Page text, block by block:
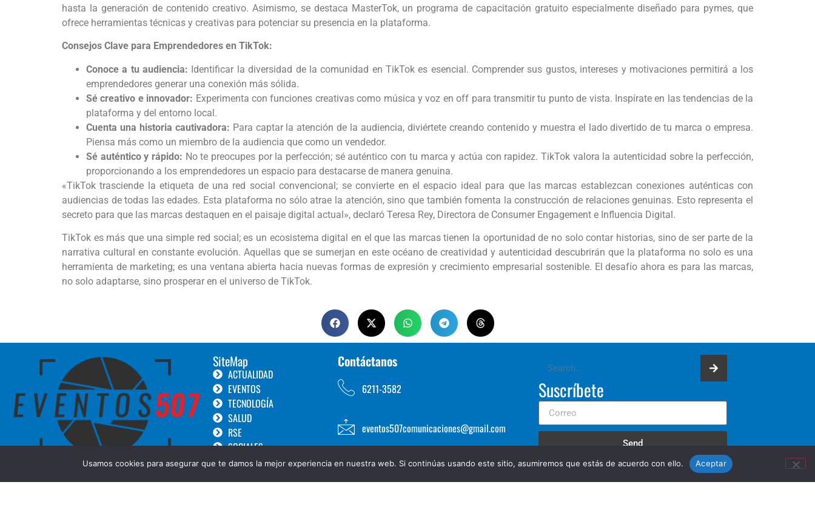
hasta la generación de contenido creativo. Asimismo, se destaca MasterTok, un programa de capacitación gratuito especialmente diseñado para pymes, que
ofrece herramientas técnicas y creativas para potenciar su presencia en la plataforma.
Consejos Clave para Emprendedores en TikTok:
Conoce a tu audiencia: Identificar la diversidad de la comunidad en TikTok es esencial. Comprender sus gustos, intereses y motivaciones permitirá a los
emprendedores generar una conexión más sólida.
Sé creativo e innovador: Experimenta con funciones creativas como música y voz en off para transmitir tu punto de vista. Inspírate en las tendencias de la
plataforma y del entorno local.
Cuenta una historia cautivadora: Para captar la atención de la audiencia, diviértete creando contenido y muestra el lado divertido de tu marca o empresa.
Piensa más como un miembro de la audiencia que como un vendedor.
Sé auténtico y rápido: No te preocupes por la perfección; sé auténtico con tu marca y actúa con rapidez. TikTok valora la autenticidad sobre la perfección,
proporcionando a los emprendedores un espacio para destacarse de manera genuina.
«TikTok trasciende la etiqueta de una red social convencional; se convierte en el espacio ideal para que las marcas establezcan conexiones auténticas con
audiencias de todas las edades. Esta plataforma no sólo atrae la atención, sino que también fomenta la construcción de relaciones genuinas. Esto representa el
secreto para que las marcas destaquen en el paisaje digital actual», declaró Teresa Rey, Directora de Consumer Engagement e Influencia Digital.
TikTok es más que una simple red social; es un ecosistema digital en el que las marcas tienen la oportunidad de no solo contar historias, sino de ser parte de la
narrativa cultural en constante evolución. Aquellas que se sumerjan en este océano de creatividad y autenticidad descubrirán que la plataforma no solo es una
herramienta de marketing; es una ventana abierta hacia nuevas formas de expresión y crecimiento empresarial sostenible. El desafío ahora es para las marcas,
no solo adaptarse, sino prosperar en el universo de TikTok.
SiteMap
ACTUALIDAD
EVENTOS
TECNOLOGÍA
SALUD
RSE
SOCIALES
TURISMO
Contáctanos
6211-3582
eventos507comunicaciones@gmail.com
Suscríbete
Send
Usamos cookies para asegurar que te damos la mejor experiencia en nuestra web. Si continúas usando este sitio, asumiremos que estás de acuerdo con ello. Aceptar